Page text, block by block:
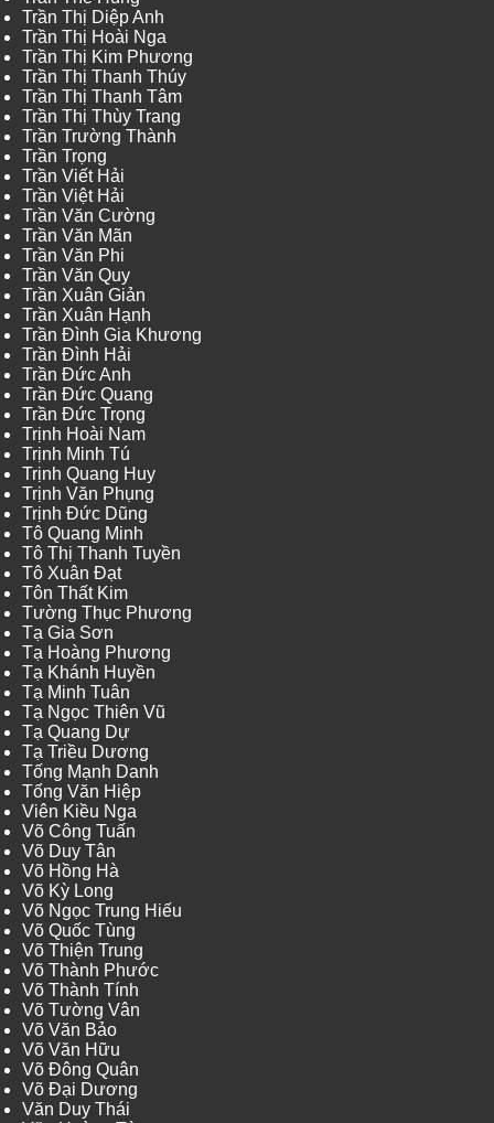
Trần Thị Diệp Anh
Trần Thị Hoài Nga
Trần Thị Kim Phương
Trần Thị Thanh Thúy
Trần Thị Thanh Tâm
Trần Thị Thùy Trang
Trần Trường Thành
Trần Trọng
Trần Viết Hải
Trần Việt Hải
Trần Văn Cường
Trần Văn Mãn
Trần Văn Phi
Trần Văn Quy
Trần Xuân Giản
Trần Xuân Hạnh
Trần Đình Gia Khương
Trần Đình Hải
Trần Đức Anh
Trần Đức Quang
Trần Đức Trọng
Trịnh Hoài Nam
Trịnh Minh Tú
Trịnh Quang Huy
Trịnh Văn Phụng
Trịnh Đức Dũng
Tô Quang Minh
Tô Thị Thanh Tuyền
Tô Xuân Đạt
Tôn Thất Kim
Tường Thục Phương
Tạ Gia Sơn
Tạ Hoàng Phương
Tạ Khánh Huyền
Tạ Minh Tuân
Tạ Ngọc Thiên Vũ
Tạ Quang Dự
Tạ Triều Dương
Tống Mạnh Danh
Tống Văn Hiệp
Viên Kiều Nga
Võ Công Tuấn
Võ Duy Tân
Võ Hồng Hà
Võ Kỳ Long
Võ Ngọc Trung Hiếu
Võ Quốc Tùng
Võ Thiện Trung
Võ Thành Phước
Võ Thành Tính
Võ Tường Vân
Võ Văn Bảo
Võ Văn Hữu
Võ Đông Quân
Võ Đại Dương
Văn Duy Thái